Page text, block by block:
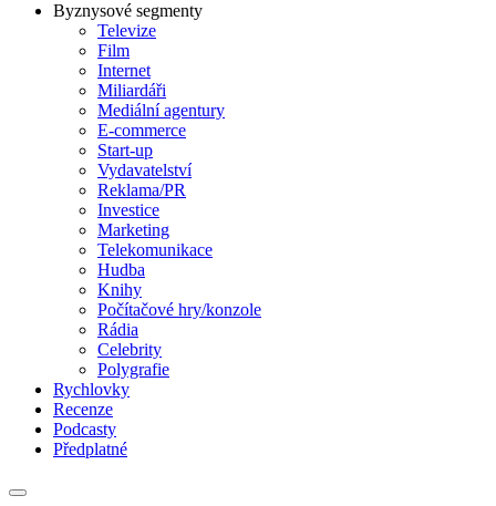
Byznysové segmenty
Televize
Film
Internet
Miliardáři
Mediální agentury
E-commerce
Start-up
Vydavatelství
Reklama/PR
Investice
Marketing
Telekomunikace
Hudba
Knihy
Počítačové hry/konzole
Rádia
Celebrity
Polygrafie
Rychlovky
Recenze
Podcasty
Předplatné